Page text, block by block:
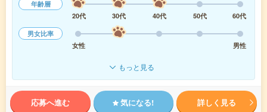
年齢層
20代
30代 40代 50代
60代
男女比率
女性
男性
もっと見る
応募へ進む 気になる! 詳しく見る